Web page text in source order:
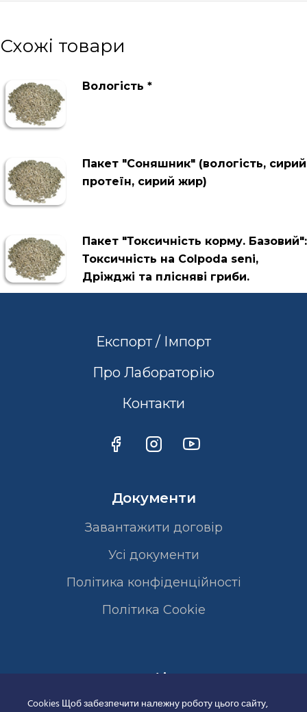
Схожі товари
Вологість *
Пакет "Соняшник" (вологість, сирий
протеїн, сирий жир)
Пакет "Токсичність корму. Базовий":
Токсичність на Colpoda seni,
Дріжджі та плісняві гриби.
Експорт / Імпорт
Про Лабораторію
Контакти
Документи
Завантажити договір
Усі документи
Політика конфіденційності
Полiтика Cookie
Сертифікати
Cookies Щоб забезпечити належну роботу цього сайту,